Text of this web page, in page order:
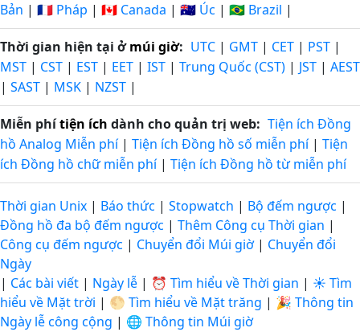
Bản | 🇫🇷 Pháp | 🇨🇦 Canada | 🇦🇺 Úc | 🇧🇷 Brazil |
Thời gian hiện tại ởmúi giờ: UTC | GMT | CET | PST |
MST | CST | EST | EET | IST | Trung Quốc (CST) | JST | AEST
| SAST | MSK | NZST |
Miễn phítiện ích dành cho quản trị web: Tiện ích Đồng
hồ Analog Miễn phí| Tiện ích Đồng hồ số miễn phí| Tiện
ích Đồng hồ chữ miễn phí| Tiện ích Đồng hồ từ miễn phí
Thời gian Unix | Báo thức | Stopwatch | Bộ đếm ngược |
Đồng hồ đa bộ đếm ngược | Thêm Công cụ Thời gian |
Công cụ đếm ngược | Chuyển đổi Múi giờ | Chuyển đổi
Ngày
| Các bài viết | Ngày lễ | ⏰ Tìm hiểu về Thời gian | ☀️ Tìm
hiểu về Mặt trời | 🌕 Tìm hiểu về Mặt trăng | 🎉 Thông tin
Ngày lễ công cộng | 🌐 Thông tin Múi giờ